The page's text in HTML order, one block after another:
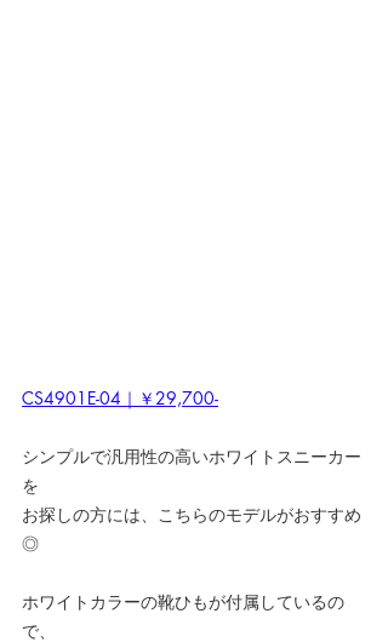
CS4901E-04｜￥29,700-
シンプルで汎用性の高いホワイトスニーカー
を
お探しの方には、こちらのモデルがおすすめ
◎
ホワイトカラーの靴ひもが付属しているの
で、